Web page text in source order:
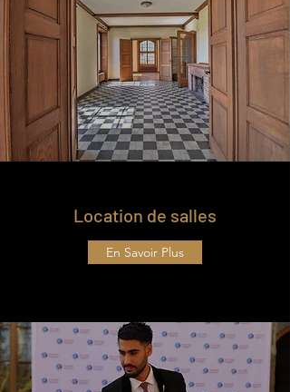
Location de salles
En Savoir Plus